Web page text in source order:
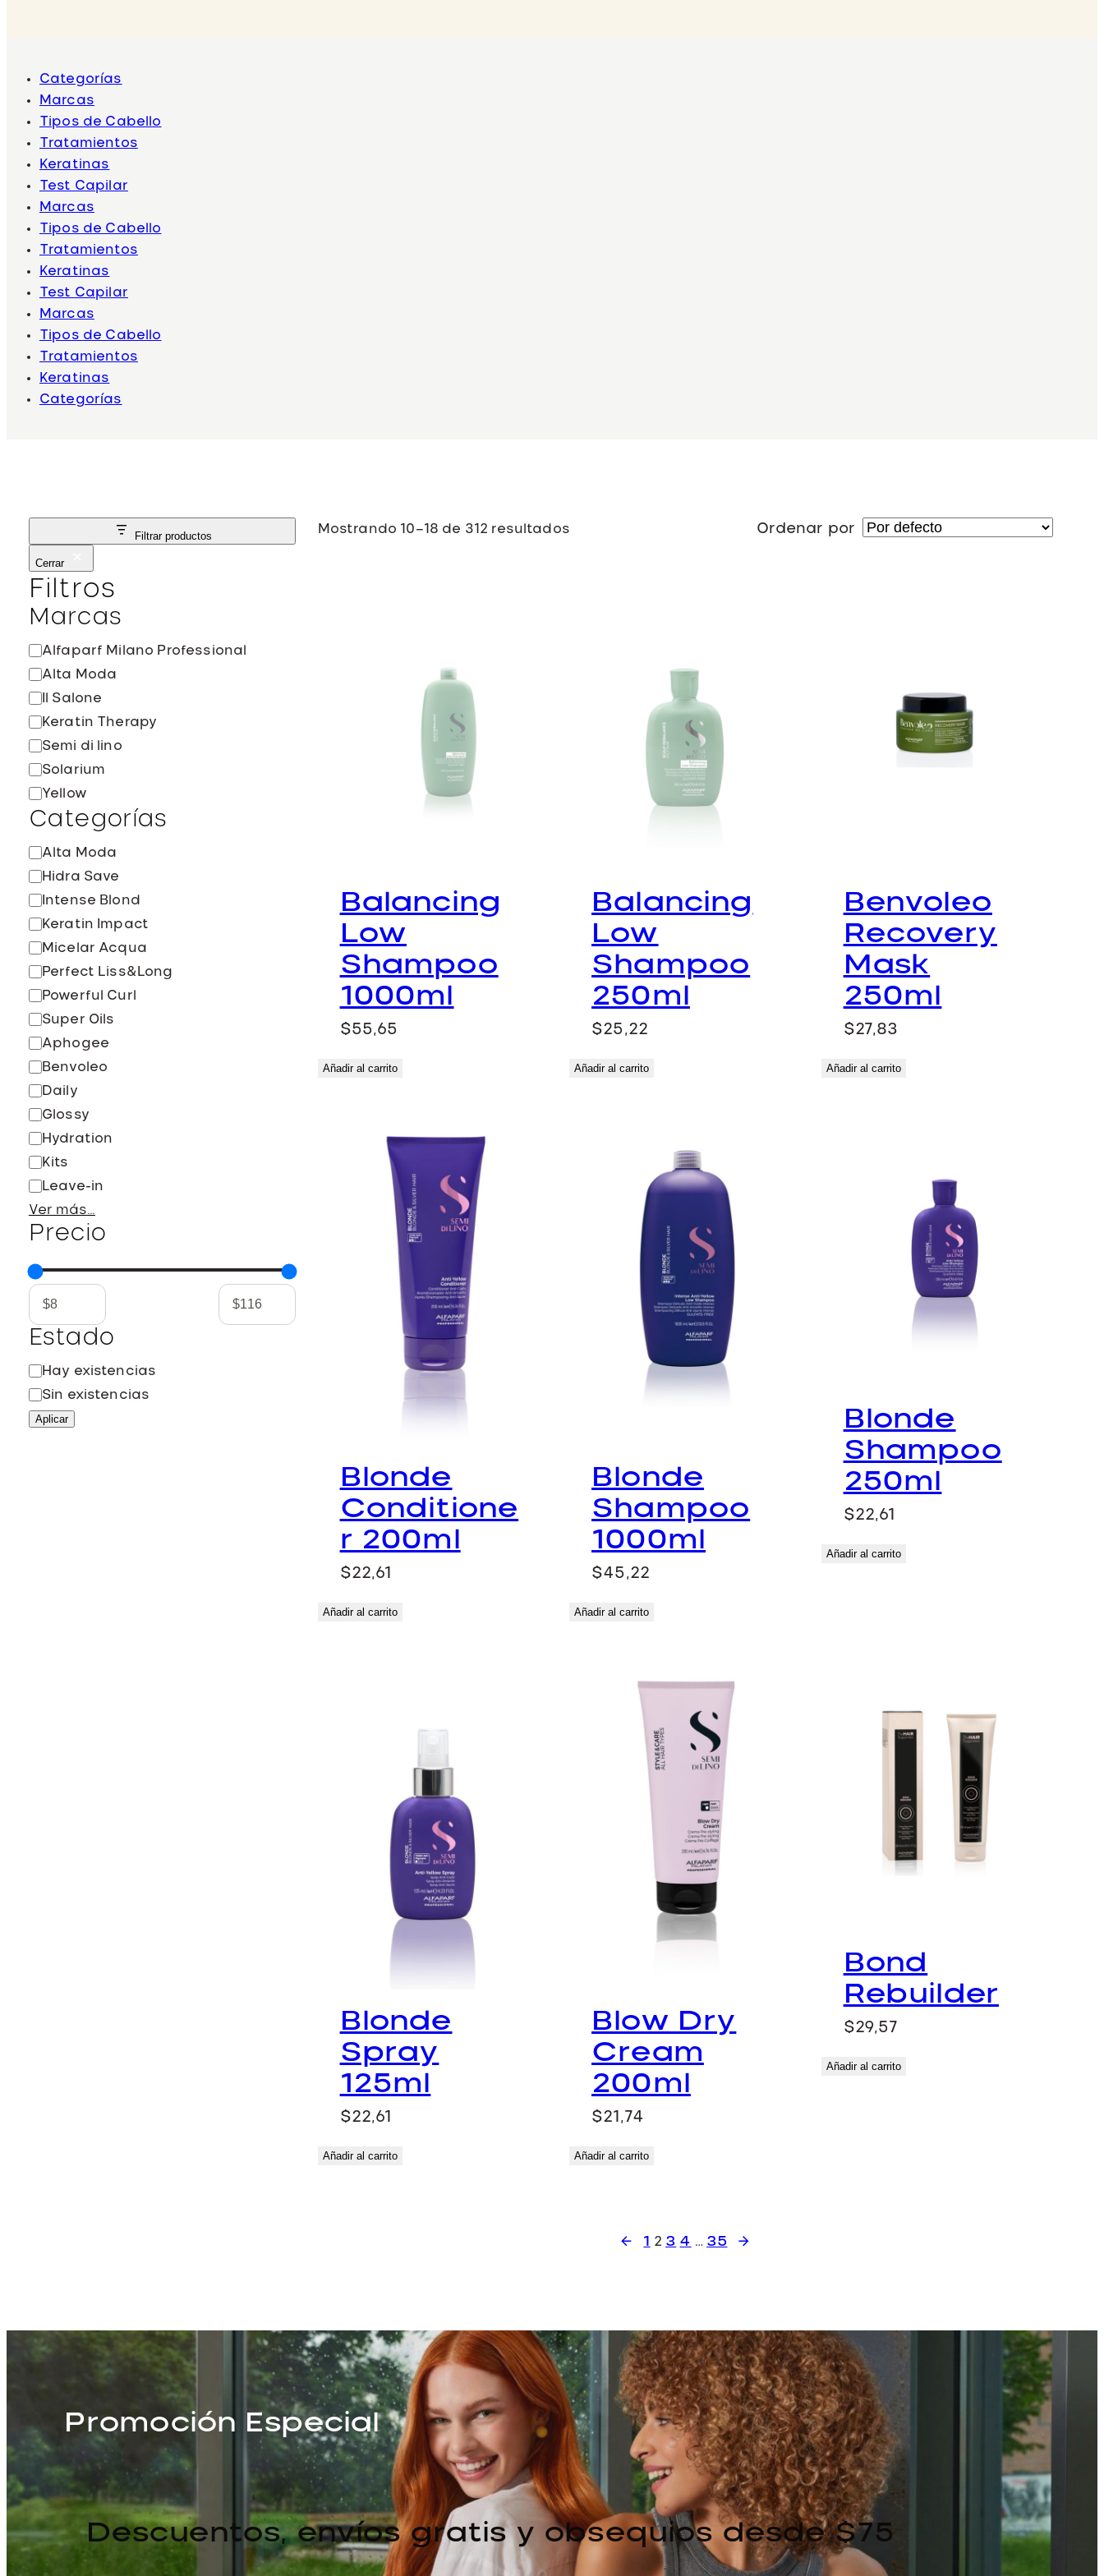
Categorías
Marcas
Tipos de Cabello
Tratamientos
Keratinas
Test Capilar
Marcas
Tipos de Cabello
Tratamientos
Keratinas
Test Capilar
Marcas
Tipos de Cabello
Tratamientos
Keratinas
Categorías
Filtrar productos
Cerrar
Filtros
Marcas
M
a
r
c
Alfaparf Milano Professional
Alta Moda
Il Salone
Keratin Therapy
Semi di lino
Solarium
Yellow
Categorías
C
a
t
e
o
r
í
a
Alta Moda
Hidra Save
Intense Blond
Keratin Impact
Micelar Acqua
Perfect Liss&Long
Powerful Curl
Super Oils
Aphogee
Benvoleo
Daily
Glossy
Hydration
Kits
Leave-in
Ver más…
Precio
Estado
E
s
t
Hay existencias
Sin existencias
Aplicar
Mostrando 10–18 de 312 resultados Ordenar por
Balancing
Low
Shampoo
1000ml
$55,65
Añadir al carrito
Balancing
Low
Shampoo
250ml
$25,22
Añadir al carrito
Benvoleo
Recovery
Mask
250ml
$27,83
Añadir al carrito
Blonde
Conditione
r 200ml
$22,61
Añadir al carrito
Blonde
Shampoo
1000ml
$45,22
Añadir al carrito
Blonde
Shampoo
250ml
$22,61
Añadir al carrito
Blonde
Spray
125ml
$22,61
Añadir al carrito
Blow Dry
Cream
200ml
$21,74
Añadir al carrito
Bond
Rebuilder
$29,57
Añadir al carrito
← 1 2 3 4 … 35 →
Promoción Especial
Descuentos, envíos gratis y obsequios desde $75